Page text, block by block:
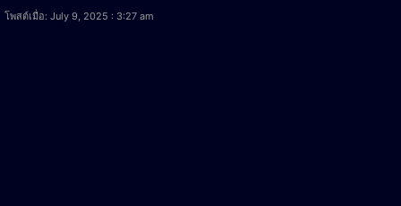
โพสต์เมื่อ: July 9, 2025 : 3:27 am